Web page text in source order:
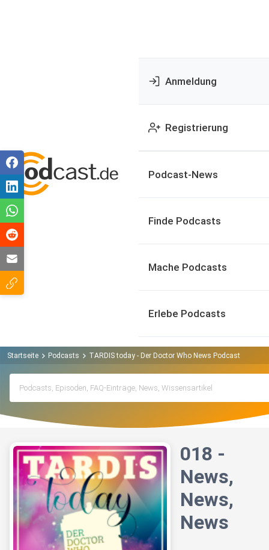
Anmeldung
Registrierung
Podcast-News
Finde Podcasts
Mache Podcasts
Erlebe Podcasts
Startseite Podcasts TARDIS today - Der Doctor Who News Podcast mit Grit
018 -
News,
News,
News